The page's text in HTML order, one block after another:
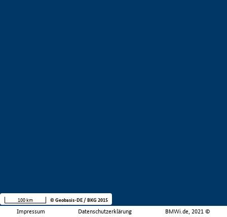
Impressum Datenschutzerklärung BMWi.de, 2021 ©
100 km © Geobasis-DE / BKG 2015